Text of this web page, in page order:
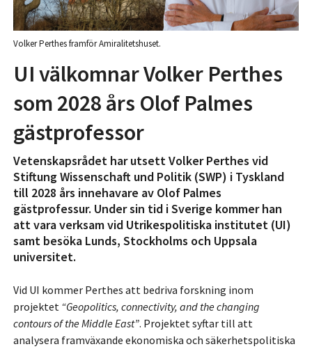
Volker Perthes framför Amiralitetshuset.
UI välkomnar Volker Perthes
som 2028 års Olof Palmes
gästprofessor
Vetenskapsrådet har utsett Volker Perthes vid
Stiftung Wissenschaft und Politik (SWP) i Tyskland
till 2028 års innehavare av Olof Palmes
gästprofessur. Under sin tid i Sverige kommer han
att vara verksam vid Utrikespolitiska institutet (UI)
samt besöka Lunds, Stockholms och Uppsala
universitet.
Vid UI kommer Perthes att bedriva forskning inom
projektet “Geopolitics, connectivity, and the changing
contours of the Middle East”. Projektet syftar till att
analysera framväxande ekonomiska och säkerhetspolitiska